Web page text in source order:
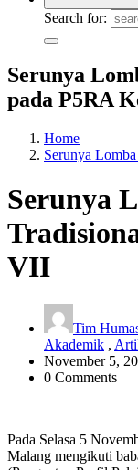
Search for:
Serunya
pada P5RA
Home
Serunya
Serunya
VII
Tim
Akademik ,
November 5,
0 Comments
Pada Selasa 5
Malang mengikuti